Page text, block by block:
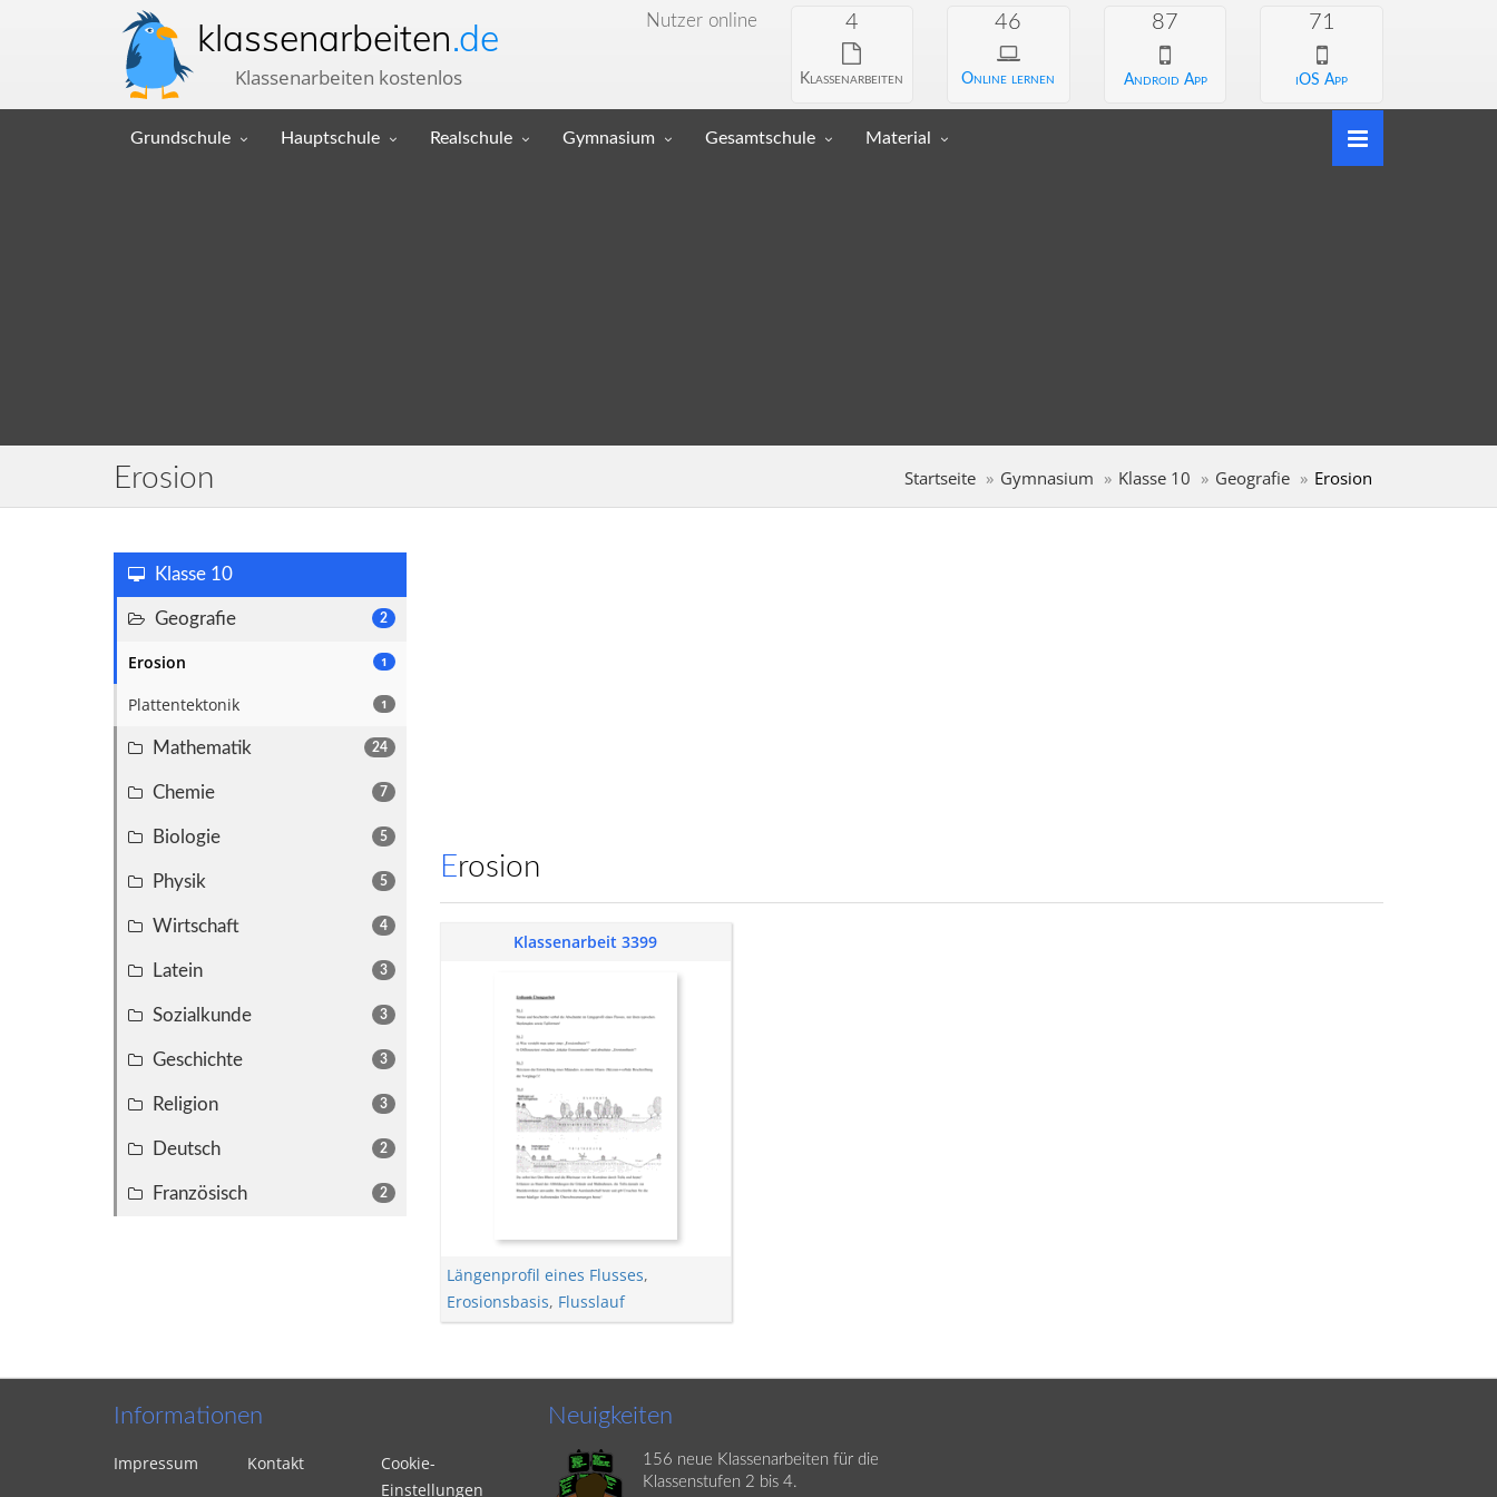
klassenarbeiten.de
Klassenarbeiten kostenlos
Nutzer online 4
Klassenarbeiten
46
Online lernen
87
Android App
71
iOS App
Grundschule Hauptschule Realschule Gymnasium Gesamtschule Material
Erosion Startseite Gymnasium Klasse 10 Geografie Erosion
Klasse 10
2
Geografie
1
Erosion
1
Plattentektonik
24
Mathematik
7
Chemie
5
Biologie
5
Physik
4
Wirtschaft
3
Latein
3
Sozialkunde
3
Geschichte
3
Religion
2
Deutsch
2
Französisch
Erosion
Klassenarbeit 3399
Längenprofil eines Flusses,
Erosionsbasis, Flusslauf
Informationen
Impressum Kontakt
Cookie-
Einstellungen
Neuigkeiten
156 neue Klassenarbeiten für die
Klassenstufen 2 bis 4.